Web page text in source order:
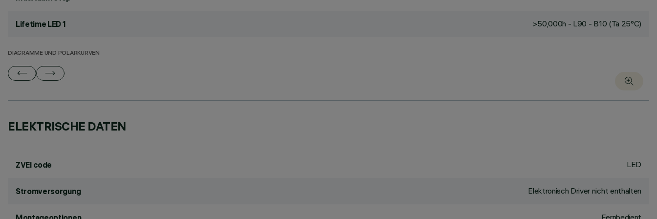
Lifetime LED 1 >50,000h - L90 - B10 (Ta 25°C)
DIAGRAMME UND POLARKURVEN
ELEKTRISCHE DATEN
ZVEI code LED
Stromversorgung Elektronisch Driver nicht enthalten
Fernbedient